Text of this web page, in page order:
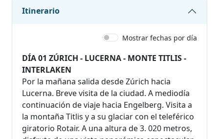
Itinerario
Mostrar fechas por día
DÍA 01 ZÚRICH - LUCERNA - MONTE TITLIS -
INTERLAKEN
Por la mañana salida desde Zúrich hacia
Lucerna. Breve visita de la ciudad. A mediodía
continuación de viaje hacia Engelberg. Visita a
la montaña Titlis y a su glaciar con el teleférico
giratorio Rotair. A una altura de 3. 020 metros,